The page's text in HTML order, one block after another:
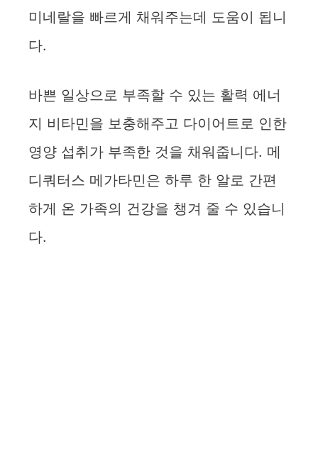
미네랄을 빠르게 채워주는데 도움이 됩니
다.
바쁜 일상으로 부족할 수 있는 활력 에너
지 비타민을 보충해주고 다이어트로 인한
영양 섭취가 부족한 것을 채워줍니다. 메
디쿼터스 메가타민은 하루 한 알로 간편
하게 온 가족의 건강을 챙겨 줄 수 있습니
다.